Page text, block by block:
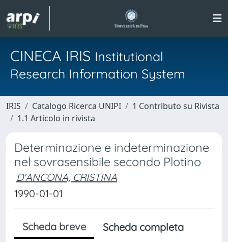
CINECA IRIS Institutional
Research Information System
IRIS Catalogo Ricerca UNIPI
1 Contributo su Rivista
1.1 Articolo in rivista
Determinazione e indeterminazione
nel sovrasensibile secondo Plotino
D'ANCONA, CRISTINA
1990-01-01
Scheda breve
Scheda completa